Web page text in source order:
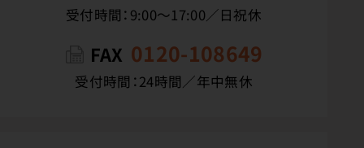
受付時間：9:00〜17:00／日祝休
FAX 0120-108649
受付時間：24時間／年中無休